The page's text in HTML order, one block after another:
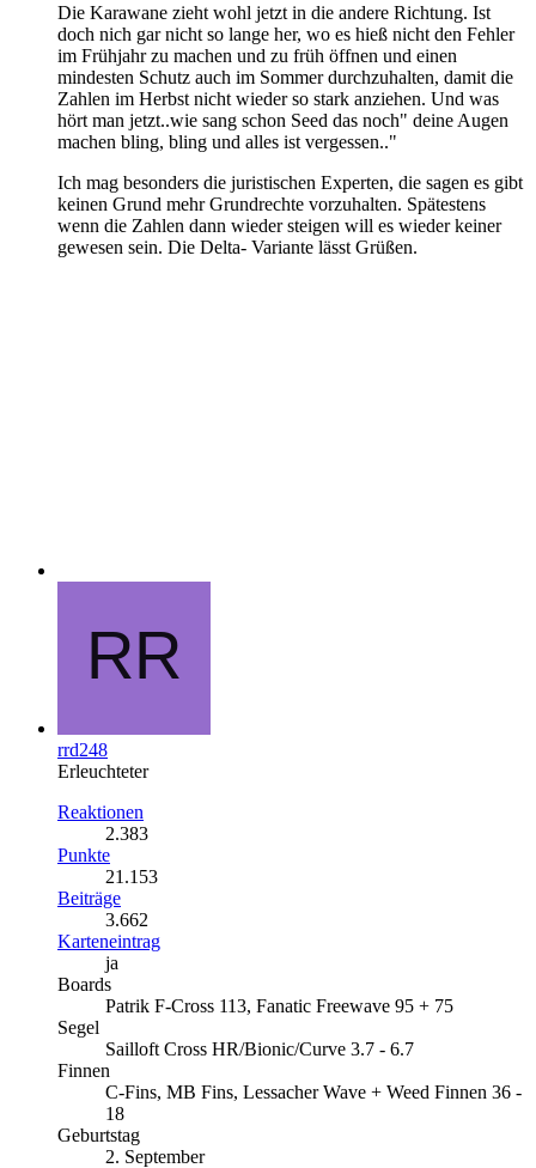
Die Karawane zieht wohl jetzt in die andere Richtung. Ist
doch nich gar nicht so lange her, wo es hieß nicht den Fehler
im Frühjahr zu machen und zu früh öffnen und einen
mindesten Schutz auch im Sommer durchzuhalten, damit die
Zahlen im Herbst nicht wieder so stark anziehen. Und was
hört man jetzt..wie sang schon Seed das noch" deine Augen
machen bling, bling und alles ist vergessen.."
Ich mag besonders die juristischen Experten, die sagen es gibt
keinen Grund mehr Grundrechte vorzuhalten. Spätestens
wenn die Zahlen dann wieder steigen will es wieder keiner
gewesen sein. Die Delta- Variante lässt Grüßen.
rrd248
Erleuchteter
Reaktionen
2.383
Punkte
21.153
Beiträge
3.662
Karteneintrag
ja
Boards
Patrik F-Cross 113, Fanatic Freewave 95 + 75
Segel
Sailloft Cross HR/Bionic/Curve 3.7 - 6.7
Finnen
C-Fins, MB Fins, Lessacher Wave + Weed Finnen 36 -
18
Geburtstag
2. September